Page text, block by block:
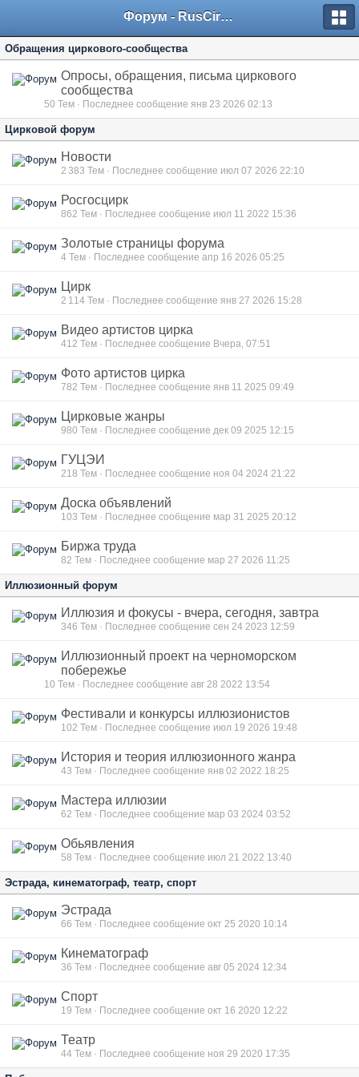
Форум - RusCircus.ru
Обращения циркового-сообщества
Опросы, обращения, письма циркового
сообщества
50 Тем · Последнее сообщение янв 23 2026 02:13
Цирковой форум
Новости
2 383 Тем · Последнее сообщение июл 07 2026 22:10
Росгосцирк
862 Тем · Последнее сообщение июл 11 2022 15:36
Золотые страницы форума
4 Тем · Последнее сообщение апр 16 2026 05:25
Цирк
2 114 Тем · Последнее сообщение янв 27 2026 15:28
Видео артистов цирка
412 Тем · Последнее сообщение Вчера, 07:51
Фото артистов цирка
782 Тем · Последнее сообщение янв 11 2025 09:49
Цирковые жанры
980 Тем · Последнее сообщение дек 09 2025 12:15
ГУЦЭИ
218 Тем · Последнее сообщение ноя 04 2024 21:22
Доска объявлений
103 Тем · Последнее сообщение мар 31 2025 20:12
Биржа труда
82 Тем · Последнее сообщение мар 27 2026 11:25
Иллюзионный форум
Иллюзия и фокусы - вчера, сегодня, завтра
346 Тем · Последнее сообщение сен 24 2023 12:59
Иллюзионный проект на черноморском
побережье
10 Тем · Последнее сообщение авг 28 2022 13:54
Фестивали и конкурсы иллюзионистов
102 Тем · Последнее сообщение июл 19 2026 19:48
История и теория иллюзионного жанра
43 Тем · Последнее сообщение янв 02 2022 18:25
Мастера иллюзии
62 Тем · Последнее сообщение мар 03 2024 03:52
Обьявления
58 Тем · Последнее сообщение июл 21 2022 13:40
Эстрада, кинематограф, театр, спорт
Эстрада
66 Тем · Последнее сообщение окт 25 2020 10:14
Кинематограф
36 Тем · Последнее сообщение авг 05 2024 12:34
Спорт
19 Тем · Последнее сообщение окт 16 2020 12:22
Театр
44 Тем · Последнее сообщение ноя 29 2020 17:35